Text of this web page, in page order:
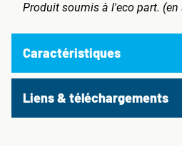
Produit soumis à l'eco part. (en
Caractéristiques
Liens & téléchargements